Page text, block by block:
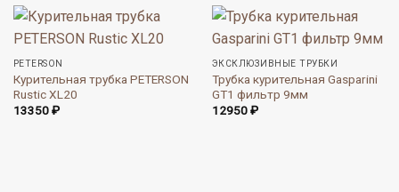
PETERSON
Курительная трубка PETERSON
Rustic XL20
13350₽
ЭКСКЛЮЗИВНЫЕ ТРУБКИ
Трубка курительная Gasparini
GT1 фильтр 9мм
12950₽